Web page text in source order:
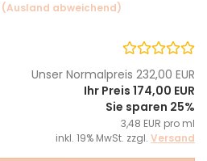
(Ausland abweichend)
Unser Normalpreis 232,00 EUR
Ihr Preis 174,00 EUR
Sie sparen 25%
3,48 EUR pro ml
inkl. 19% MwSt. zzgl. Versand